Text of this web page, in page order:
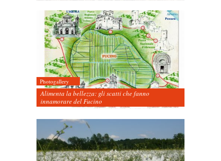
Photogallery
Alimenta la bellezza: gli scatti che fanno
innamorare del Fucino